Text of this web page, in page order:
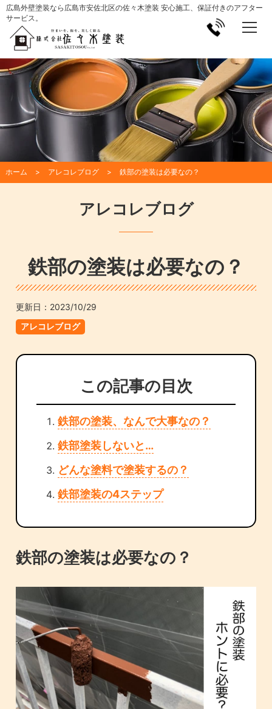
広島外壁塗装なら広島市安佐北区の佐々木塗装 安心施工、保証付きのアフター
サービス。
ホーム アレコレブログ 鉄部の塗装は必要なの？
アレコレブログ
鉄部の塗装は必要なの？
更新日： 2023/10/29
アレコレブログ
この記事の目次
鉄部の塗装、なんで大事なの？
鉄部塗装しないと…
どんな塗料で塗装するの？
鉄部塗装の4ステップ
鉄部の塗装は必要なの？